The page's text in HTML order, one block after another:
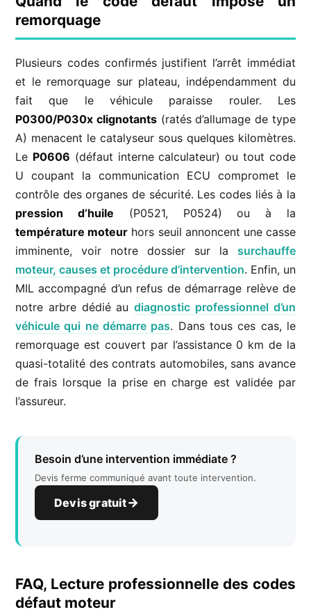
remorquage
Plusieurs codes confirmés justifient l’arrêt immédiat
et le remorquage sur plateau, indépendamment du
fait que le véhicule paraisse rouler. Les
P0300/P030x clignotants(ratés d’allumage de type
A) menacent le catalyseur sous quelques kilomètres.
Le P0606 (défaut interne calculateur) ou tout code
U coupant la communication ECU compromet le
contrôle des organes de sécurité. Les codes liés à la
pression d’huile (P0521, P0524) ou à la
température moteur hors seuil annoncent une casse
imminente, voir notre dossier sur la surchauffe
moteur, causes et procédure d’intervention. Enfin, un
MIL accompagné d’un refus de démarrage relève de
notre arbre dédié audiagnostic professionnel d’un
véhicule qui ne démarre pas. Dans tous ces cas, le
remorquage est couvert par l’assistance 0 km de la
quasi-totalité des contrats automobiles, sans avance
de frais lorsque la prise en charge est validée par
l’assureur.
Besoin d’une intervention immédiate ?
Devis ferme communiqué avant toute intervention.
Devis gratuit
FAQ, Lecture professionnelle des codes
défaut moteur